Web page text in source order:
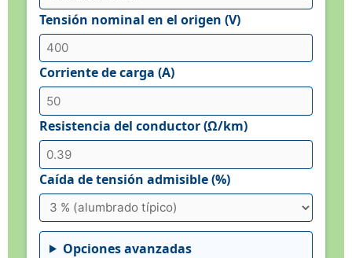
Tensión nominal en el origen (V)
Corriente de carga (A)
Resistencia del conductor (Ω/km)
Caída de tensión admisible (%)
Opciones avanzadas